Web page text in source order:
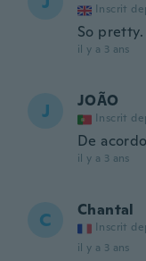
Inscrit
So pretty.
il y a 3 ans
J JOÃO
Inscrit
De
il y a 3 ans
C Chantal
Inscrit
il y a 3 ans